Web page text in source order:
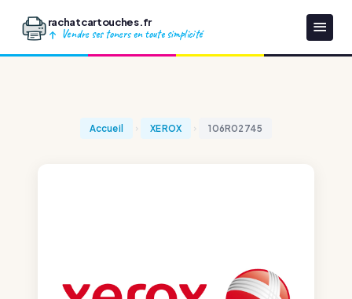
rachatcartouches.fr
Vendre ses toners en toute simplicité
Accueil XEROX 106R02745